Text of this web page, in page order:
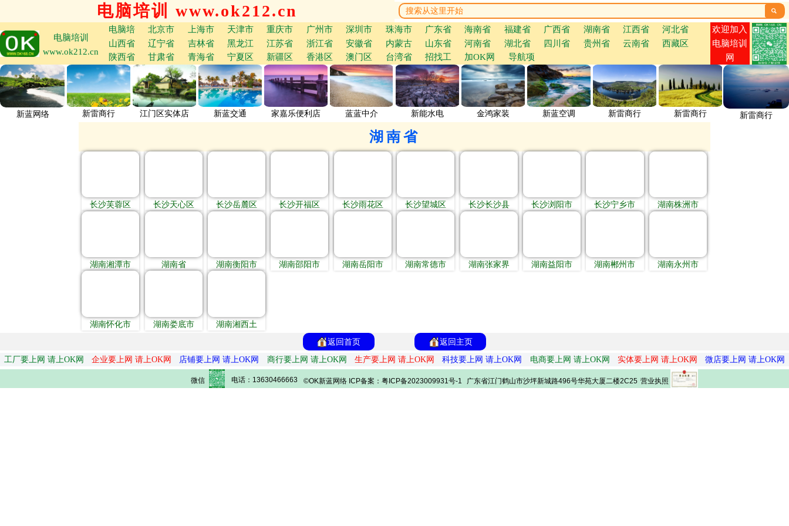
电脑培训 www.ok212.cn 
电脑培训
www.ok212.cn
电脑培 北京市 上海市 天津市 重庆市 广州市 深圳市 珠海市 广东省 海南省 福建省 广西省 湖南省 江西省
河北省
山西省
辽宁省 吉林省 黑龙江 江苏省 浙江省 安徽省 内蒙古 山东省 河南省 湖北省 四川省 贵州省 云南省
西藏区
陕西省
甘肃省 青海省 宁夏区 新疆区 香港区 澳门区 台湾省 招找工 加OK网 导航项
欢迎加入
电脑培训
网
新蓝网络 新雷商行 江门区实体店 新蓝交通 家嘉乐便利店 蓝蓝中介 新能水电 金鸿家装 新蓝空调 新雷商行 新雷商行 新雷商行
湖南省
长沙芙蓉区 长沙天心区 长沙岳麓区 长沙开福区 长沙雨花区 长沙望城区 长沙长沙县 长沙浏阳市 长沙宁乡市 湖南株洲市
湖南湘潭市 湖南省 湖南衡阳市 湖南邵阳市 湖南岳阳市 湖南常德市 湖南张家界 湖南益阳市 湖南郴州市 湖南永州市
湖南怀化市 湖南娄底市
湖南湘西土
返回首页
返回主页
工厂要上网 请上OK网
企业要上网 请上OK网 店铺要上网 请上OK网 商行要上网 请上OK网 生产要上网 请上OK网 科技要上网 请上OK网 电商要上网 请上OK网 实体要上网 请上OK网 微店要上网 请上OK网
微信 电话：13630466663 ©OK新蓝网络 ICP备案：粤ICP备2023009931号-1 广东省江门鹤山市沙坪新城路496号华苑大厦二楼2C25 营业执照